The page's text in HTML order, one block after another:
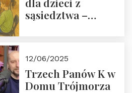
sąsiedztwa –
Fundacji
12/06/2025
Trzech Panów K w
Domu Trójmorza